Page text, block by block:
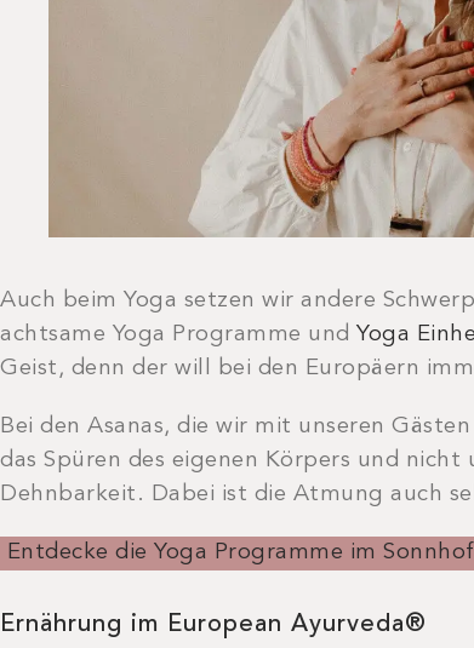
Auch beim Yoga setzen wir andere
achtsame Yoga Programme und Yoga
Geist, denn der will bei den Europäern
Bei den Asanas, die wir mit unseren
das Spüren des eigenen Körpers und
Dehnbarkeit. Dabei ist die Atmung auch
Entdecke die Yoga Programme im
Ernährung im European Ayurveda®